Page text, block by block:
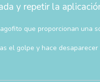
y repetir la
que proporcionan
el golpe y hace